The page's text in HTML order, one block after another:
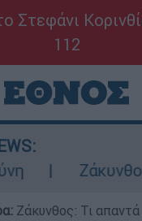
Στεφάνι
112
Ζάκυνθος:
Ζάκυνθος: Τι